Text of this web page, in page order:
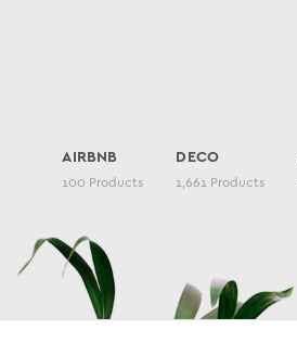
AIRBNB
100 Products
DECO
1,661 Products